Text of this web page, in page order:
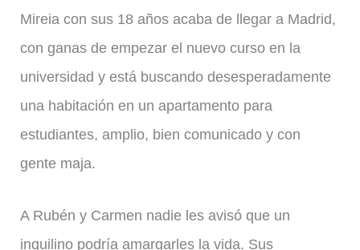
Mireia con sus 18 años acaba de llegar a Madrid,
con ganas de empezar el nuevo curso en la
universidad y está buscando desesperadamente
una habitación en un apartamento para
estudiantes, amplio, bien comunicado y con
gente maja.
A Rubén y Carmen nadie les avisó que un
inquilino podría amargarles la vida. Sus